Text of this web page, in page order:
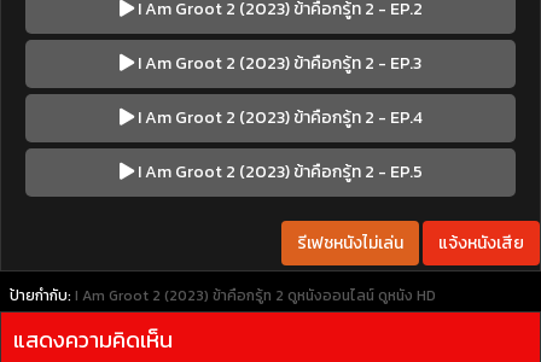
I Am Groot 2 (2023) ข้าคือกรู้ท 2 - EP.2
I Am Groot 2 (2023) ข้าคือกรู้ท 2 - EP.3
I Am Groot 2 (2023) ข้าคือกรู้ท 2 - EP.4
I Am Groot 2 (2023) ข้าคือกรู้ท 2 - EP.5
รีเฟชหนังไม่เล่น แจ้งหนังเสีย
ป้ายกำกับ: I Am Groot 2 (2023) ข้าคือกรู้ท 2 ดูหนังออนไลน์ ดูหนัง HD
แสดงความคิดเห็น